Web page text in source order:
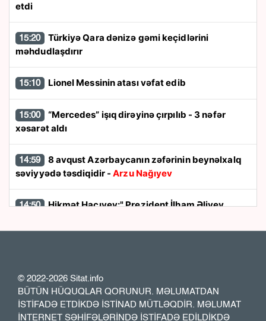
etdi
15:20
məhdudlaşdırır
15:10 Lionel Messinin atası vəfat edib
15:00
xəsarət aldı
14:59
səviyyədə təsdiqidir -Arzu Nağıyev
14:50 Hikmət Hacıyev:" Prezident İlham Əliyev
14:40 Ukraynada hərbi helikopterin qəzaya
uğraması nəticəsində bort texnik ölüb
© 2022-2026 Sitat.info
BÜTÜN HÜQUQLAR QORUNUR. MƏLUMATDAN
İSTİFADƏ ETDİKDƏ İSTİNAD MÜTLƏQDİR. MƏLUMAT
İNTERNET SƏHİFƏLƏRİNDƏ İSTİFADƏ EDİLDİKDƏ